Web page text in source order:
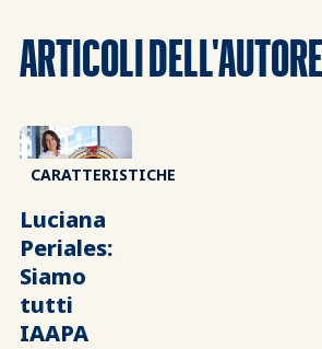
ARTICOLI DELL'AUTORE
CARATTERISTICHE
Luciana
Periales:
Siamo
tutti
IAAPA